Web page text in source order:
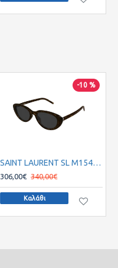
-10 %
SAINT LAURENT SL M154S 002 55
306,00€ 340,00€
Καλάθι